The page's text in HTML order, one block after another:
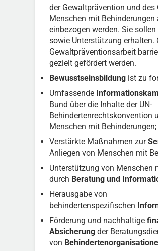
der Gewaltprävention und des
Menschen mit Behinderungen
einbezogen werden. Sie
sowie Unterstützung erhalten.
Gewaltpräventionsarbeit
gezielt gefördert werden.
Bewusstseinsbildungist zu
Umfassende
Bund über die Inhalte der UN-
Behindertenrechtskonvention
Menschen mit Behinderungen;
Verstärkte Maßnahmen zur
Anliegen von Menschen mit
Unterstützung von Menschen
durch Beratung und
Herausgabe von
behindertenspezifischen
Förderung und nachhaltige
Absicherungder
von